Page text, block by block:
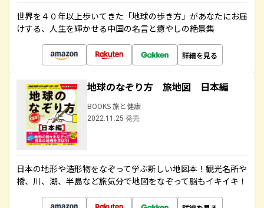
世界を４０年以上歩いてきた「地球の歩き方」があなたにお届
けする、人生を輝かせる中国の名言と癒やしの絶景集
詳細を見る
地球のなぞり方 旅地図 日本編
BOOKS 旅と健康
2022.11.25 発売
日本の地形や造形物をなぞって学ぶ新しい地図本！観光名所や
橋、川、湖、半島など旅気分で地図をなぞって脳もイキイキ！